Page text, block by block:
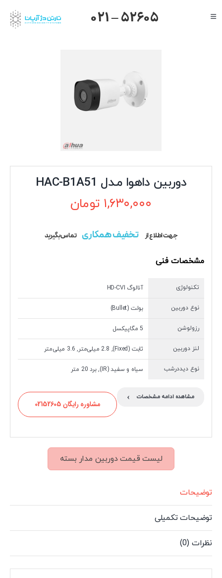
to
Toggle
021 – 52605
دوربین داهوا مـدل HAC-B1A51
۱,۶۳۰,۰۰۰ تومان
جهت اطلاع از تخفیف همکاری تماس بگیرید
مشخصات فنی
تکنولوژی آنالوگ HD-CVI
نوع دوربین بولت (Bullet)
رزولوشن 5 مگاپیکسل
لنز دوربین ثابت (Fixed), 2.8 میلی‌متر, 3.6 میلی‌متر
نوع دیددرشب سیاه و سفید (IR), برد 20 متر
مشاهده ادامه مشخصات ›
مشاوره رایگان 02152605
لیست قیمت دوربین مدار بسته
توضیحات
توضیحات تکمیلی
نظرات (0)